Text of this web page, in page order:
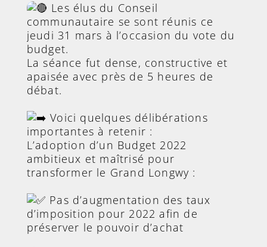
Les élus du Conseil
communautaire se sont réunis ce
jeudi 31 mars à l’occasion du vote du
budget.
La séance fut dense, constructive et
apaisée avec près de 5 heures de
débat.
Voici quelques délibérations
importantes à retenir :
L’adoption d’un Budget 2022
ambitieux et maîtrisé pour
transformer le Grand Longwy :
Pas d’augmentation des taux
d’imposition pour 2022 afin de
préserver le pouvoir d’achat